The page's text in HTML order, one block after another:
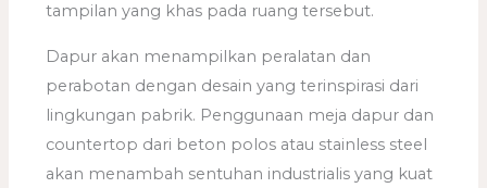
tampilan yang khas pada ruang tersebut.
Dapur akan menampilkan peralatan dan
perabotan dengan desain yang terinspirasi dari
lingkungan pabrik. Penggunaan meja dapur dan
countertop dari beton polos atau stainless steel
akan menambah sentuhan industrialis yang kuat